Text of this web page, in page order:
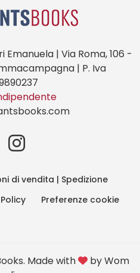
Emanuela | Via Roma, 106 -
| P. Iva
di vendita | Spedizione
Preferenze cookie
Made with byWom